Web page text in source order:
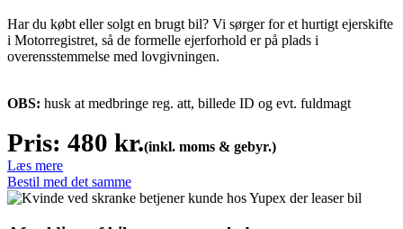
Har du købt eller solgt en brugt bil? Vi sørger for et hurtigt ejerskifte
i Motorregistret, så de formelle ejerforhold er på plads i
overensstemmelse med lovgivningen.
OBS: husk at medbringe reg. att, billede ID og evt. fuldmagt
Pris: 480 kr.(inkl. moms & gebyr.)
Læs mere
Bestil med det samme